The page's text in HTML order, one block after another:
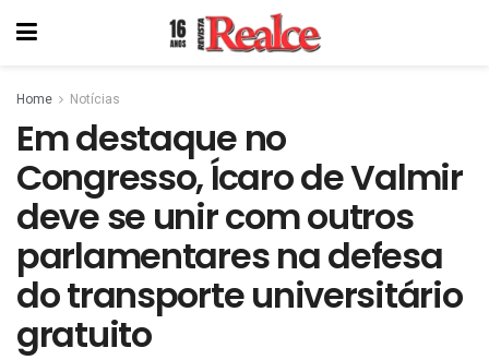
Home Notícias
Em destaque no
Congresso, Ícaro de Valmir
deve se unir com outros
parlamentares na defesa
do transporte universitário
gratuito